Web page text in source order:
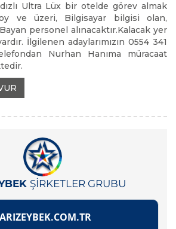
Ultra Lüx bir otelde görev almak
ve üzeri, Bilgisayar bilgisi olan,
personel alınacaktır.Kalacak yer
İlgilenen adaylarımızın 0554 341
Nurhan Hanıma müracaat